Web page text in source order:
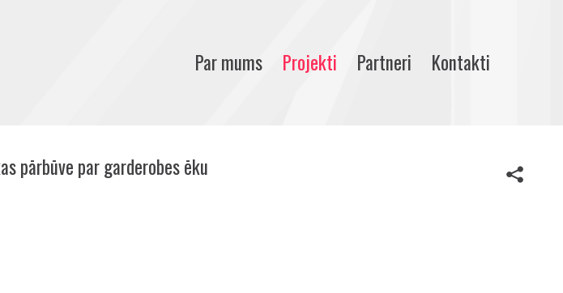
Par mums Projekti Partneri Kontakti
Share
pārbūve par garderobes ēku